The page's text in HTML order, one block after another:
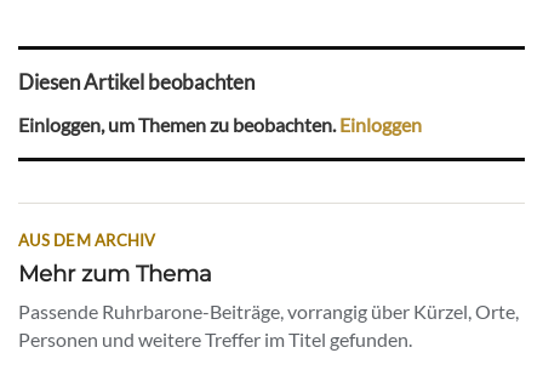
Diesen Artikel beobachten
Einloggen, um Themen zu beobachten.Einloggen
AUS DEM ARCHIV
Mehr zum Thema
Passende Ruhrbarone-Beiträge, vorrangig über Kürzel, Orte,
Personen und weitere Treffer im Titel gefunden.